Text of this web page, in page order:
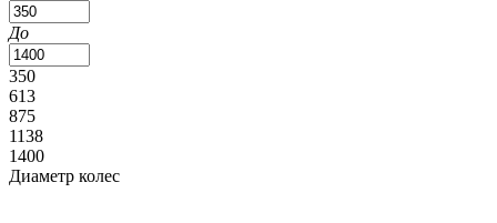
До
350
613
875
1138
1400
Диаметр колес